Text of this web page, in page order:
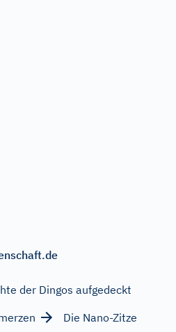
der Dingos aufgedeckt
Die Nano-Zitze